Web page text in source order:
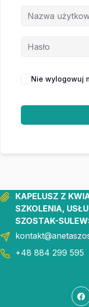
Nie wylogowuj
KAPELUSZ Z
SZKOLENIA,
SZOSTAK-
+48 884 299 595